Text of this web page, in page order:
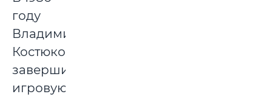
году
Владимир
Костюков
завершил
игровую